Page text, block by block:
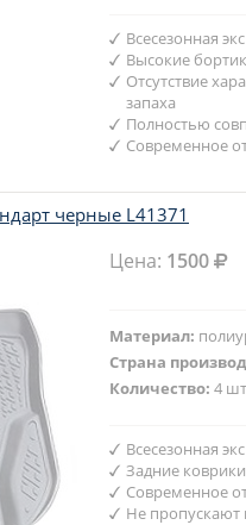
Всесезонная
Высокие
Отсутствие
запаха
Полностью
Современное
черные L41371
Цена: 1500
Материал:
Страна
Количество:4
Всесезонная
Задние
Современное
Не пропускают